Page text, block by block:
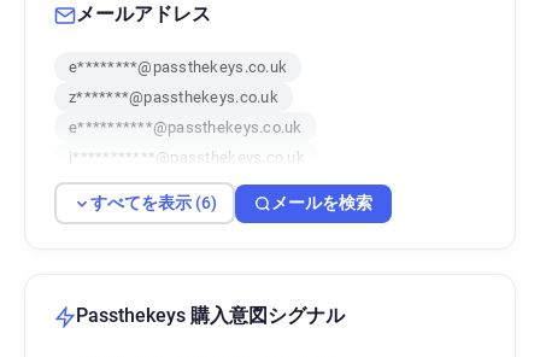
メールアドレス
e********@passthekeys.co.uk
z*******@passthekeys.co.uk
e**********@passthekeys.co.uk
i***********@passthekeys.co.uk
s***********@passthekeys.co.uk
n*****@passthekeys.co.uk
すべてを表示 (6) メールを検索
Passthekeys 購入意図シグナル